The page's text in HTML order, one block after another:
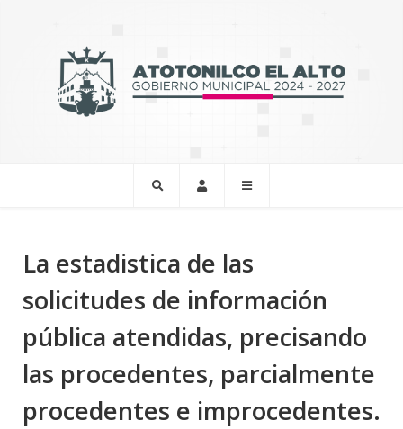
La estadistica de las
solicitudes de información
pública atendidas, precisando
las procedentes, parcialmente
procedentes e improcedentes.